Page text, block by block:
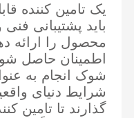
یک تامین کننده
باید پشتیبانی
محصول را ارائه
اطمینان حاصل
شوک انجام به
شرایط دنیای
گذارند تا تامین